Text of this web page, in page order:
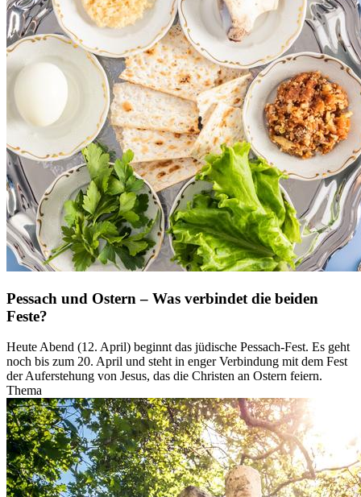
Pessach und Ostern – Was verbindet die beiden
Feste?
Heute Abend (12. April) beginnt das jüdische Pessach-Fest. Es geht
noch bis zum 20. April und steht in enger Verbindung mit dem Fest
der Auferstehung von Jesus, das die Christen an Ostern feiern.
Thema